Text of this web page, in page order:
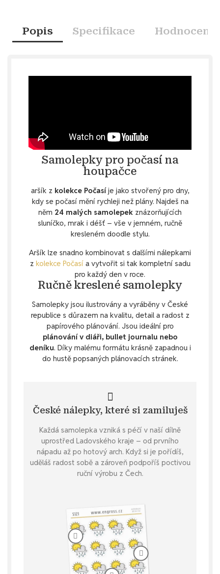
Popis Specifikace Hodnocení
Samolepky pro počasí na
houpačce
aršík z kolekce Počasíje jako stvořený pro dny,
kdy se počasí mění rychleji než plány. Najdeš na
něm 24 malých samolepek znázorňujících
sluníčko, mrak i déšť – vše v jemném, ručně
kresleném doodle stylu.
Aršík lze snadno kombinovat s dalšími nálepkami
z kolekce Počasía vytvořit si tak kompletní sadu
pro každý den v roce.
Ručně kreslené samolepky
Samolepky jsou ilustrovány a vyráběny v České
republice s důrazem na kvalitu, detail a radost z
papírového plánování. Jsou ideální pro
plánování v diáři, bullet journalu nebo
deníku. Díky malému formátu krásně zapadnou i
do hustě popsaných plánovacích stránek.
České nálepky, které si zamiluješ
Každá samolepka vzniká s péčí v naší dílně
uprostřed Ladovského kraje – od prvního
nápadu až po hotový arch. Když si je pořídíš,
uděláš radost sobě a zároveň podpoříš poctivou
ruční výrobu z Čech.